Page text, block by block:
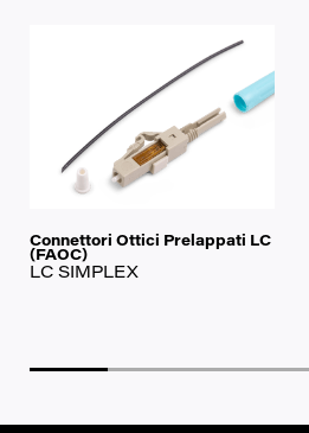
Connettori Ottici Prelappati LC
(FAOC)
LC SIMPLEX